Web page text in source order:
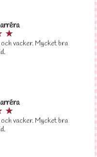
★
vacker. Mycket bra
★
vacker. Mycket bra